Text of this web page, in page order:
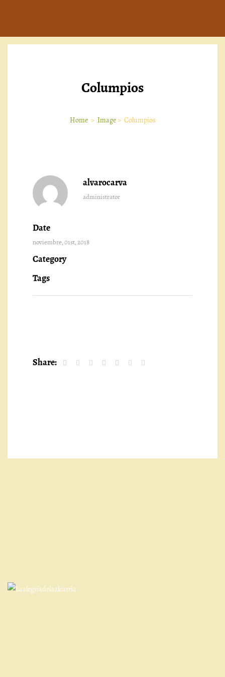
Columpios
Home > Image> Columpios
alvarocarva
administrator
Date
noviembre, 01st, 2018
Category
Tags
Share: